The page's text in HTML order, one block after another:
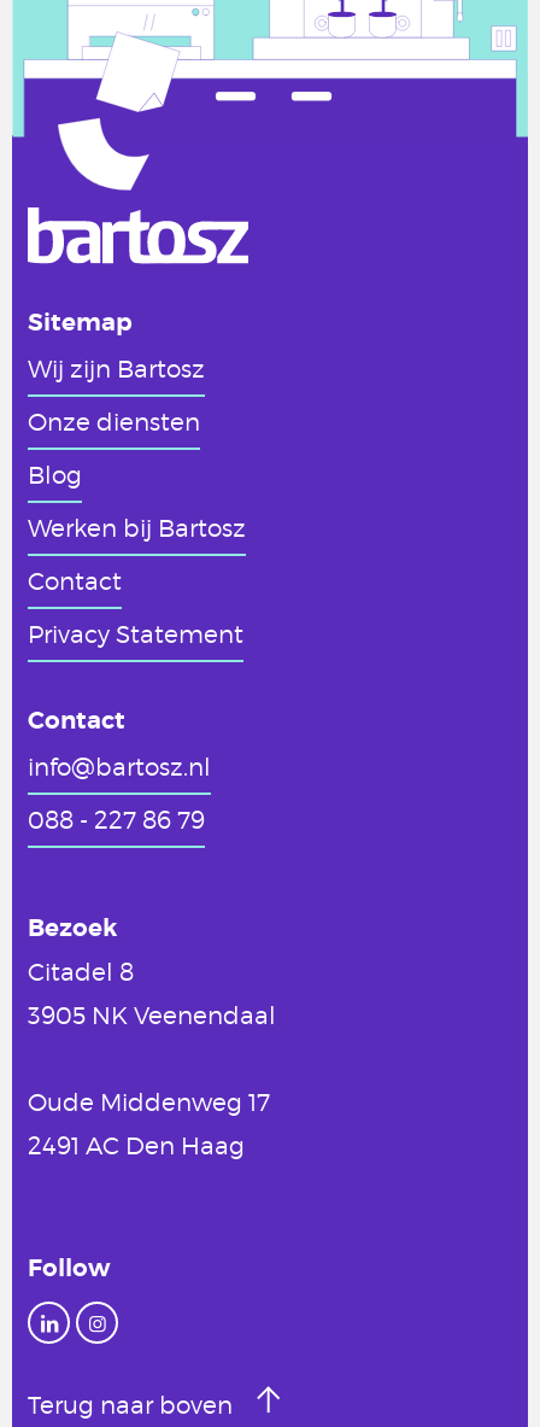
Sitemap
Wij zijn Bartosz
Onze diensten
Blog
Werken bij Bartosz
Contact
Privacy Statement
Contact
info@bartosz.nl
088 - 227 86 79
Bezoek
Citadel 8
3905 NK Veenendaal
Oude Middenweg 17
2491 AC Den Haag
Follow
Terug naar boven